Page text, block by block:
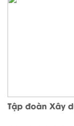
Tập đoàn Xây